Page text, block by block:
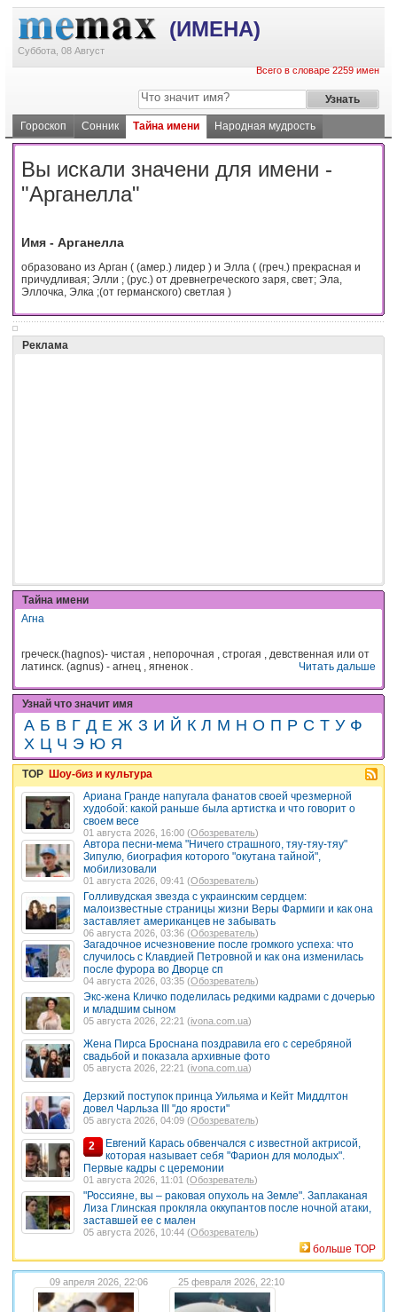
(ИМЕНА)
Суббота, 08 Август
Всего в словаре 2259 имен
Гороскоп Сонник Тайна имени Народная мудрость
Вы искали значени для имени -
"Арганелла"
Имя - Арганелла
образовано из Арган ( (амер.) лидер ) и Элла ( (греч.) прекрасная и
причудливая; Элли ; (рус.) от древнегреческого заря, свет; Эла,
Эллочка, Элка ;(от германского) светлая )
Реклама
Тайна имени
Агна
греческ.(hagnos)- чистая , непорочная , строгая , девственная или от
латинск. (agnus) - агнец , ягненок .
Читать дальше
Узнай что значит имя
А Б В Г Д Е Ж З И Й К Л М Н О П Р С Т У Ф
Х Ц Ч Э Ю Я
TOP Шоу-биз и культура
Ариана Гранде напугала фанатов своей чрезмерной
худобой: какой раньше была артистка и что говорит о
своем весе
01 августа 2026, 16:00 (Обозреватель)
Автора песни-мема "Ничего страшного, тяу-тяу-тяу"
Зипулю, биография которого "окутана тайной",
мобилизовали
01 августа 2026, 09:41 (Обозреватель)
Голливудская звезда с украинским сердцем:
малоизвестные страницы жизни Веры Фармиги и как она
заставляет американцев не забывать
06 августа 2026, 03:36 (Обозреватель)
Загадочное исчезновение после громкого успеха: что
случилось с Клавдией Петровной и как она изменилась
после фурора во Дворце сп
04 августа 2026, 03:35 (Обозреватель)
Экс-жена Кличко поделилась редкими кадрами с дочерью
и младшим сыном
05 августа 2026, 22:21 (ivona.com.ua)
Жена Пирса Броснана поздравила его с серебряной
свадьбой и показала архивные фото
05 августа 2026, 22:21 (ivona.com.ua)
Дерзкий поступок принца Уильяма и Кейт Миддлтон
довел Чарльза III "до ярости"
05 августа 2026, 04:09 (Обозреватель)
2
Евгений Карась обвенчался с известной актрисой,
которая называет себя "Фарион для молодых".
Первые кадры с церемонии
01 августа 2026, 11:01 (Обозреватель)
"Россияне, вы – раковая опухоль на Земле". Заплаканая
Лиза Глинская прокляла оккупантов после ночной атаки,
заставшей ее с мален
05 августа 2026, 10:44 (Обозреватель)
больше TOP
09 апреля 2026, 22:06 25 февраля 2026, 22:10